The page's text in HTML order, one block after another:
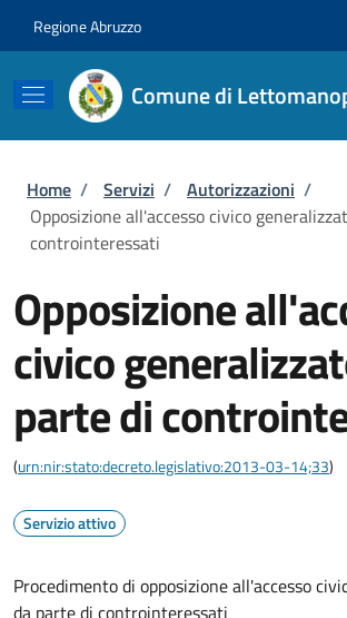
Regione Abruzzo
Comune di
Briciole di pane
Home / Servizi / Autorizzazioni /
Opposizione all'accesso civico
controinteressati
Opposizione
civico
parte di
(urn:nir:stato:decreto.legislativo:2013-03-14;33)
Servizio attivo
Procedimento di opposizione all'accesso
da parte di controinteressati